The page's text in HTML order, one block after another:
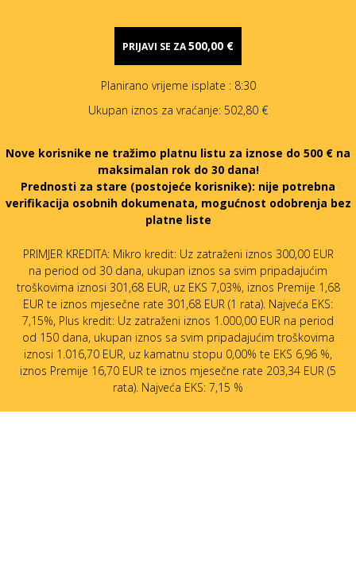
PRIJAVI SE ZA500,00 €
Planirano vrijeme isplate : 8:30
Ukupan iznos za vraćanje: 502,80 €
Nove korisnike ne tražimo platnu listu za iznose do 500 € na
maksimalan rok do 30 dana!
Prednosti za stare (postojeće korisnike): nije potrebna
verifikacija osobnih dokumenata, mogućnost odobrenja bez
platne liste
PRIMJER KREDITA: Mikro kredit: Uz zatraženi iznos 300,00 EUR
na period od 30 dana, ukupan iznos sa svim pripadajućim
troškovima iznosi 301,68 EUR, uz EKS 7,03%, iznos Premije 1,68
EUR te iznos mjesečne rate 301,68 EUR (1 rata). Najveća EKS:
7,15%, Plus kredit: Uz zatraženi iznos 1.000,00 EUR na period
od 150 dana, ukupan iznos sa svim pripadajućim troškovima
iznosi 1.016,70 EUR, uz kamatnu stopu 0,00% te EKS 6,96 %,
iznos Premije 16,70 EUR te iznos mjesečne rate 203,34 EUR (5
rata). Najveća EKS: 7,15 %